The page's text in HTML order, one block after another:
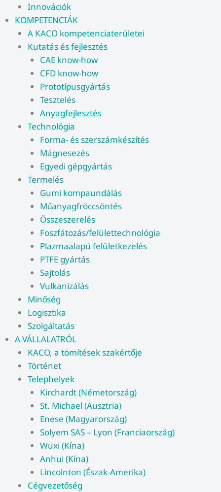
Innovációk
KOMPETENCIÁK
A KACO kompetenciaterületei
Kutatás és fejlesztés
CAE know-how
CFD know-how​
Prototípusgyártás
Tesztelés
Anyagfejlesztés
Technológia
Forma- és szerszámkészítés
Mágnesezés
Egyedi gépgyártás
Termelés
Gumi kompaundálás
Műanyagfröccsöntés
Összeszerelés
Foszfátozás/felülettechnológia
Plazmaalapú felületkezelés
PTFE gyártás
Sajtolás
Vulkanizálás
Minőség
Logisztika
Szolgáltatás
A VÁLLALATRÓL
KACO, a tömítések szakértője
Történet
Telephelyek
Kirchardt (Németország)
St. Michael (Ausztria)
Enese (Magyarország)
Solyem SAS – Lyon (Franciaország)
Wuxi (Kína)
Anhui (Kína)
Lincolnton (Észak-Amerika)
Cégvezetőség